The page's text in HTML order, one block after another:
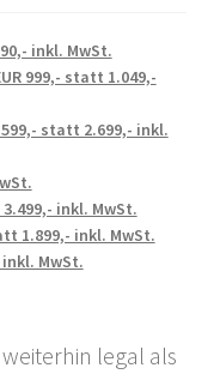
inkl. MwSt.
999,- statt 1.049,-
statt 2.699,- inkl.
inkl. MwSt.
1.899,- inkl. MwSt.
MwSt.
legal als